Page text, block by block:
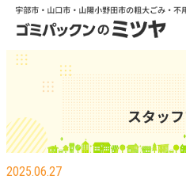
スタッ
チャットGPTすげえ！？
2025.06.27